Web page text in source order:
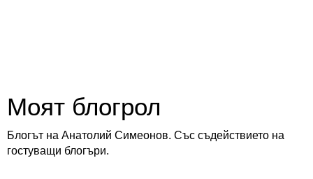
Моят блогрол
Блогът на Анатолий Симеонов. Със съдействието на
гостуващи блогъри.